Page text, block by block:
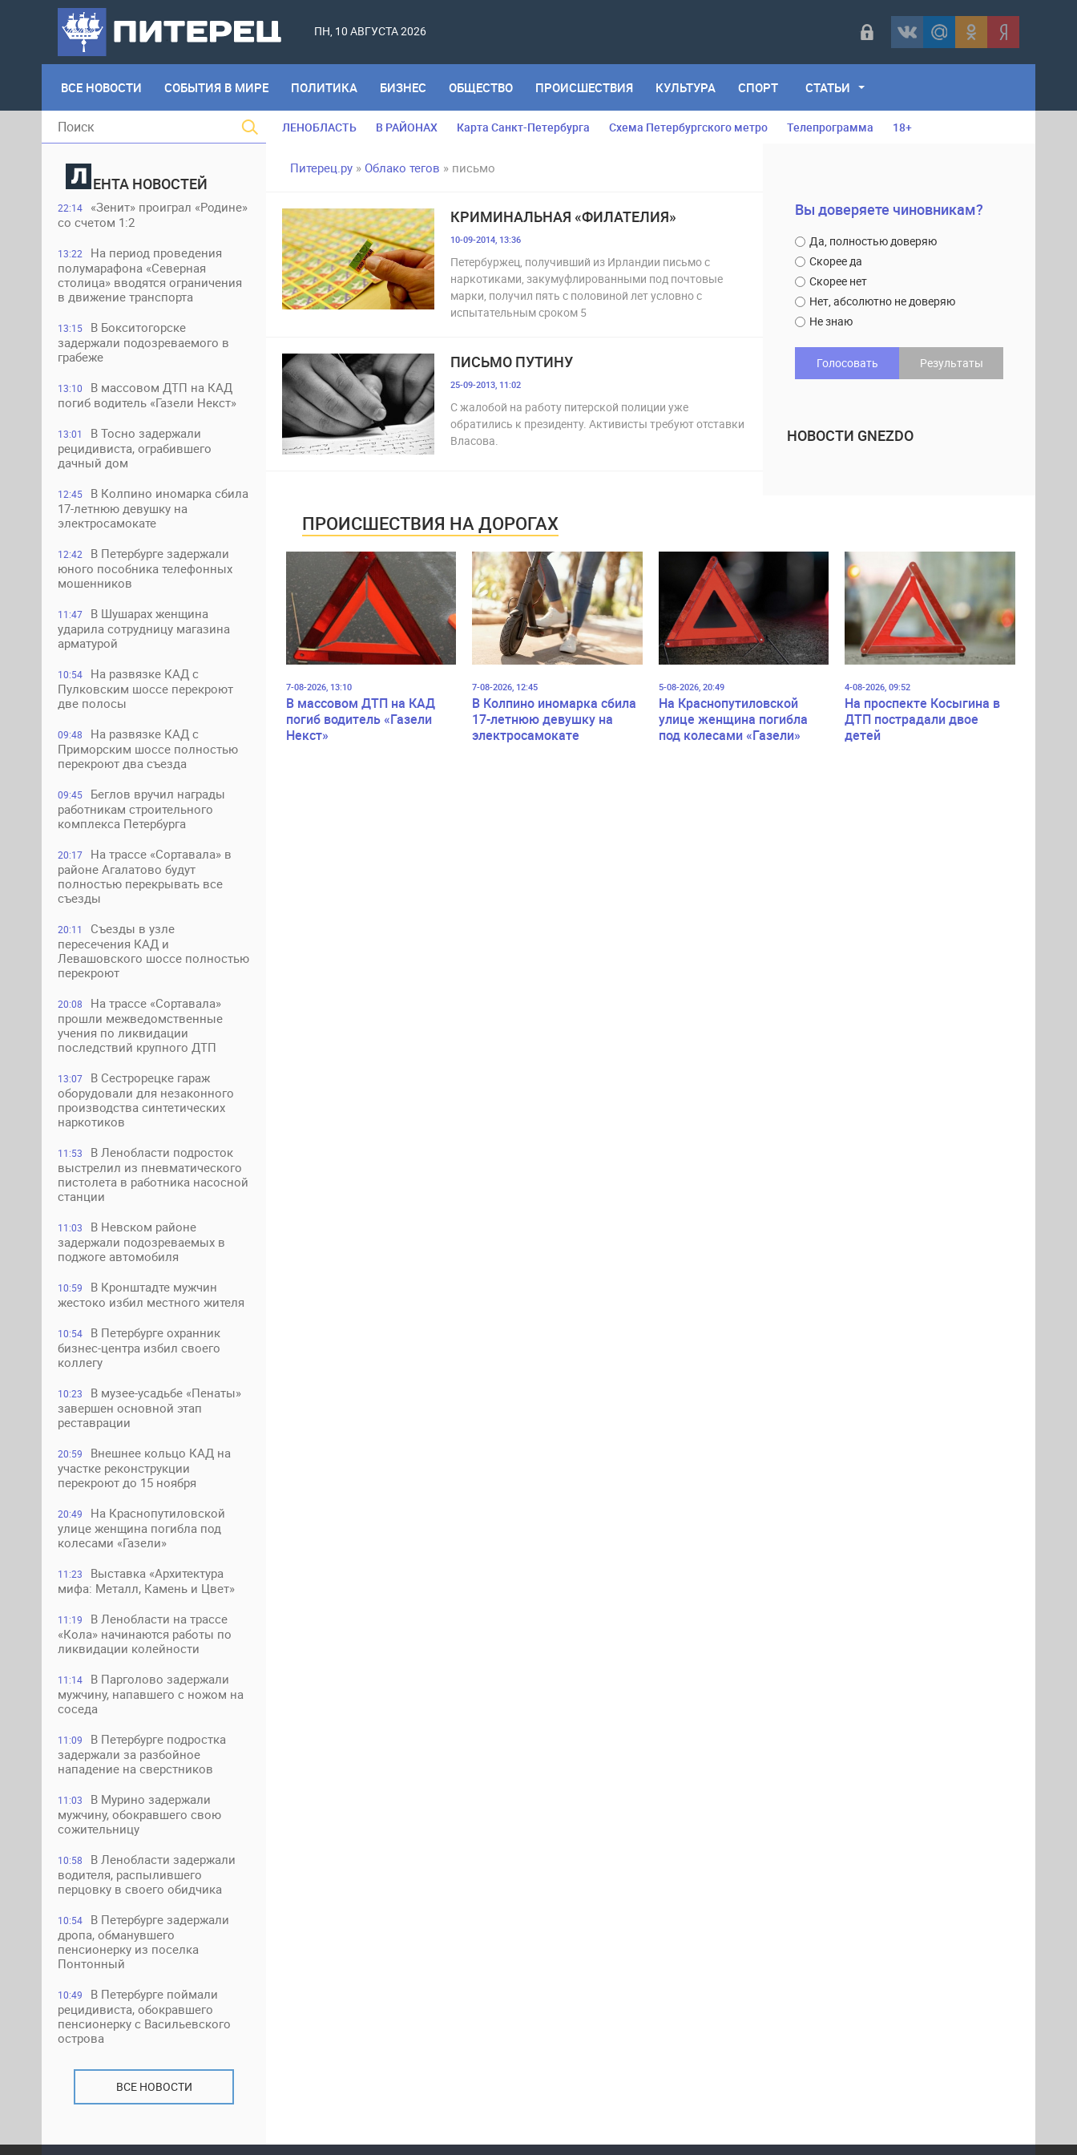
ПН, 10 АВГУСТА 2026
ВСЕ НОВОСТИ СОБЫТИЯ В МИРЕ ПОЛИТИКА БИЗНЕС ОБЩЕСТВО ПРОИСШЕСТВИЯ КУЛЬТУРА СПОРТ СТАТЬИ
ЕНТА НОВОСТЕЙ
22:14
«Зенит» проиграл «Родине»
со счетом 1:2
13:22
На период проведения
полумарафона «Северная
столица» вводятся ограничения
в движение транспорта
13:15
В Бокситогорске
задержали подозреваемого в
грабеже
13:10
В массовом ДТП на КАД
погиб водитель «Газели Некст»
13:01
В Тосно задержали
рецидивиста, ограбившего
дачный дом
12:45
В Колпино иномарка сбила
17-летнюю девушку на
электросамокате
12:42
В Петербурге задержали
юного пособника телефонных
мошенников
11:47
В Шушарах женщина
ударила сотрудницу магазина
арматурой
10:54
На развязке КАД с
Пулковским шоссе перекроют
две полосы
09:48
На развязке КАД с
Приморским шоссе полностью
перекроют два съезда
09:45
Беглов вручил награды
работникам строительного
комплекса Петербурга
20:17
На трассе «Сортавала» в
районе Агалатово будут
полностью перекрывать все
съезды
20:11
Съезды в узле
пересечения КАД и
Левашовского шоссе полностью
перекроют
20:08
На трассе «Сортавала»
прошли межведомственные
учения по ликвидации
последствий крупного ДТП
13:07
В Сестрорецке гараж
оборудовали для незаконного
производства синтетических
наркотиков
11:53
В Ленобласти подросток
выстрелил из пневматического
пистолета в работника насосной
станции
11:03
В Невском районе
задержали подозреваемых в
поджоге автомобиля
10:59
В Кронштадте мужчин
жестоко избил местного жителя
10:54
В Петербурге охранник
бизнес-центра избил своего
коллегу
10:23
В музее-усадьбе «Пенаты»
завершен основной этап
реставрации
20:59
Внешнее кольцо КАД на
участке реконструкции
перекроют до 15 ноября
20:49
На Краснопутиловской
улице женщина погибла под
колесами «Газели»
11:23
Выставка «Архитектура
мифа: Металл, Камень и Цвет»
11:19
В Ленобласти на трассе
«Кола» начинаются работы по
ликвидации колейности
11:14
В Парголово задержали
мужчину, напавшего с ножом на
соседа
11:09
В Петербурге подростка
задержали за разбойное
нападение на сверстников
11:03
В Мурино задержали
мужчину, обокравшего свою
сожительницу
10:58
В Ленобласти задержали
водителя, распылившего
перцовку в своего обидчика
10:54
В Петербурге задержали
дропа, обманувшего
пенсионерку из поселка
Понтонный
10:49
В Петербурге поймали
рецидивиста, обокравшего
пенсионерку с Васильевского
острова
ВСЕ НОВОСТИ
ЛЕНОБЛАСТЬ В РАЙОНАХ Карта Санкт-Петербурга Схема Петербургского метро Телепрограмма 18+
Питерец.ру » Облако тегов » письмо
КРИМИНАЛЬНАЯ «ФИЛАТЕЛИЯ»
10-09-2014, 13:36
Петербуржец, получивший из Ирландии письмо с
наркотиками, закумуфлированными под почтовые
марки, получил пять с половиной лет условно с
испытательным сроком 5
ПИСЬМО ПУТИНУ
25-09-2013, 11:02
С жалобой на работу питерской полиции уже
обратились к президенту. Активисты требуют отставки
Власова.
Вы доверяете чиновникам?
Да, полностью доверяю
Скорее да
Скорее нет
Нет, абсолютно не доверяю
Не знаю
Голосовать Результаты
НОВОСТИ GNEZDO
ПРОИСШЕСТВИЯ НА ДОРОГАХ
7-08-2026, 13:10
В массовом ДТП на КАД
погиб водитель «Газели
Некст»
7-08-2026, 12:45
В Колпино иномарка сбила
17-летнюю девушку на
электросамокате
5-08-2026, 20:49
На Краснопутиловской
улице женщина погибла
под колесами «Газели»
4-08-2026, 09:52
На проспекте Косыгина в
ДТП пострадали двое
детей